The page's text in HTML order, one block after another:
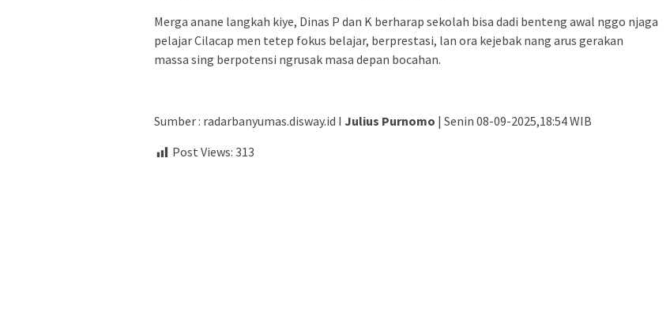
Merga anane langkah kiye, Dinas P dan K berharap sekolah bisa dadi benteng awal nggo njaga
pelajar Cilacap men tetep fokus belajar, berprestasi, lan ora kejebak nang arus gerakan
massa sing berpotensi ngrusak masa depan bocahan.
Sumber : radarbanyumas.disway.id I Julius Purnomo | Senin 08-09-2025,18:54 WIB
Post Views: 313